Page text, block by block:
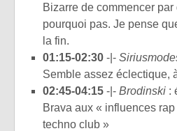
Bizarre de commencer
pourquoi pas. Je pense
la fin.
01:15-02:30 -|-
Semble assez éclectique,
02:45-04:15 -|- Brodinski :
Brava aux « influences
techno club »